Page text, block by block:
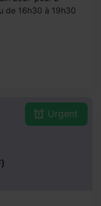
de 16h30 à 19h30
Urgent